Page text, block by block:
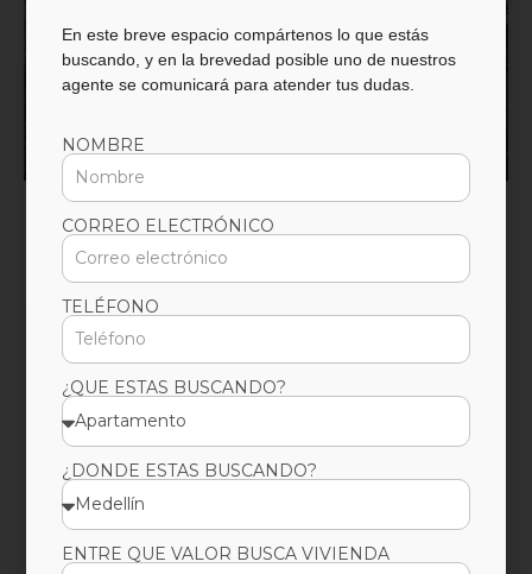
29m2, 30m2, 35m2, 46m2 47m2, 51m2 mts 1 - 2 Hab
En este breve espacio compártenos lo que estás
buscando, y en la brevedad posible uno de nuestros
agente se comunicará para atender tus dudas.
NOMBRE
CORREO ELECTRÓNICO
TELÉFONO
¿QUE ESTAS BUSCANDO?
¿DONDE ESTAS BUSCANDO?
ENTRE QUE VALOR BUSCA VIVIENDA